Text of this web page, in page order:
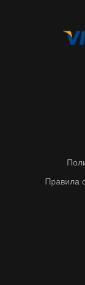
Правила